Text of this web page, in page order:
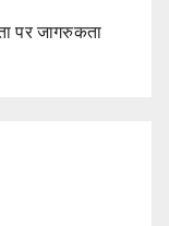
पर जागरुकता